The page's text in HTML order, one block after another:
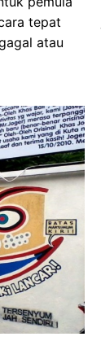
tepat
atau